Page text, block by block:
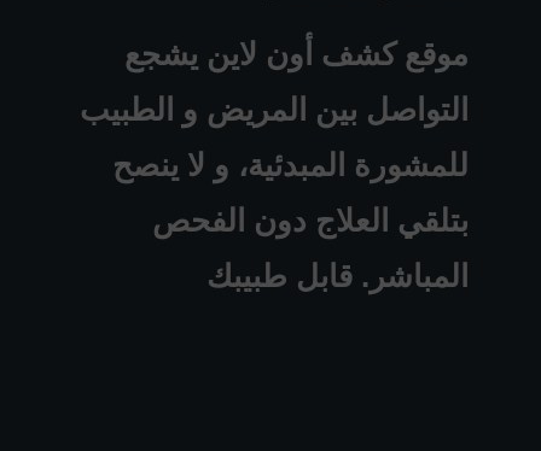
موقع كشف أون لاين يشجع
التواصل بين المريض و الطبيب
للمشورة المبدئية، و لا ينصح
بتلقي العلاج دون الفحص
المباشر. قابل طبيبك